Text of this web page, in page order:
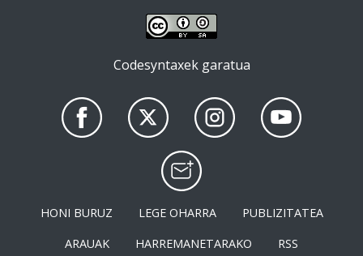
Codesyntaxek garatua
HONI BURUZ LEGE OHARRA
PUBLIZITATEA
ARAUAK
HARREMANETARAKO RSS